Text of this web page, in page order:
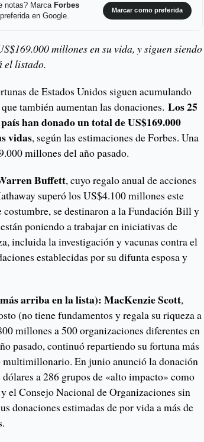
notas? Marca Forbes
en Google.
Marcar como preferida
millones en su vida, y siguen siendo
el listado.
de Estados Unidos siguen acumulando
también aumentan las donaciones.Los 25
han donado un total de US$169.000
vidas, según las estimaciones de Forbes. Una
millones del año pasado.
Buffett, cuyo regalo anual de acciones
superó los US$4.100 millones este
costumbre, se destinaron a la Fundación Bill y
poniendo a trabajar en iniciativas de
incluida la investigación y vacunas contra el
establecidas por su difunta esposa y
arriba en la lista): MacKenzie Scott,
(no tiene fundamentos y regala su riqueza a
millones a 500 organizaciones diferentes en
pasado, continuó repartiendo su fortuna más
multimillonario. En junio anunció la donación
a 286 grupos de «alto impacto» como
el Consejo Nacional de Organizaciones sin
donaciones estimadas de por vida a más de